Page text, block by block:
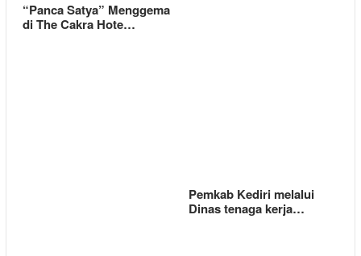
“Panca Satya” Menggema
di The Cakra Hote…
Pemkab Kediri melalui
Dinas tenaga kerja…